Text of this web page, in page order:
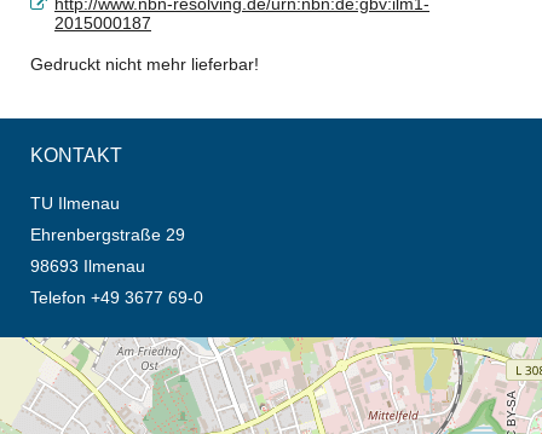
2015000187
Gedruckt nicht mehr lieferbar!
KONTAKT
TU Ilmenau
Ehrenbergstraße 29
98693 Ilmenau
Telefon +49 3677 69-0
Öffnet die Anfahrtsbeschreibung in neuem Tab (Karte)